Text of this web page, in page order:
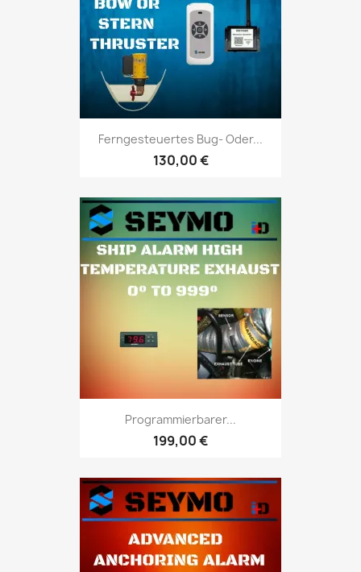
Ferngesteuertes Bug- Oder...
130,00 €
Programmierbarer...
199,00 €